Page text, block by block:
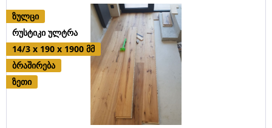
ზულცი
რუსტიკი ულტრა
14/3 x 190 x 1900 მმ
ბრაშირება
ზეთი